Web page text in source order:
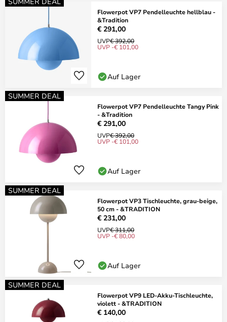
Flowerpot VP7 Pendelleuchte hellblau -
&Tradition
€ 291,00
UVP€ 392,00
UVP -€ 101,00
Auf Lager
SUMMER DEAL
Flowerpot VP7 Pendelleuchte Tangy Pink
- &Tradition
€ 291,00
UVP€ 392,00
UVP -€ 101,00
Auf Lager
SUMMER DEAL
Flowerpot VP3 Tischleuchte, grau-beige,
50 cm - &TRADITION
€ 231,00
UVP€ 311,00
UVP -€ 80,00
Auf Lager
SUMMER DEAL
Flowerpot VP9 LED-Akku-Tischleuchte,
violett - &TRADITION
€ 140,00